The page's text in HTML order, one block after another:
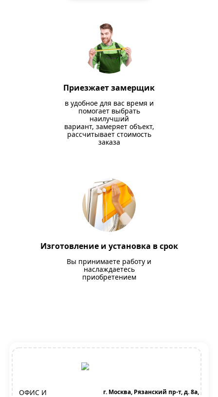
Приезжает замерщик
в удобное для вас время и
помогает выбрать
наилучший
вариант, замеряет объект,
рассчитывает стоимость
заказа
Изготовление и установка в срок
Вы принимаете работу и
наслаждаетесь
приобретением
ОФИС И
г. Москва, Рязанский пр-т, д. 8а,